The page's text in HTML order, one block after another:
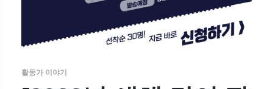
활동가 이야기